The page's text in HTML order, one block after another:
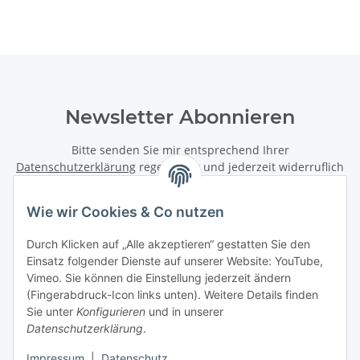
Wie wir Cookies & Co nutzen
Durch Klicken auf „Alle akzeptieren“ gestatten Sie den
Einsatz folgender Dienste auf unserer Website: YouTube,
Vimeo. Sie können die Einstellung jederzeit ändern
(Fingerabdruck-Icon links unten). Weitere Details finden
Sie unter Konfigurieren und in unserer
Datenschutzerklärung.
Newsletter Abonnieren
Bitte senden Sie mir entsprechend Ihrer
Datenschutzerklärung regelmäßig und jederzeit widerruflich
Informationen zu Ihrem Produktsortiment per E-Mail zu.
Newsletter Abonnieren
Informationen
Gesetzliche Informationen